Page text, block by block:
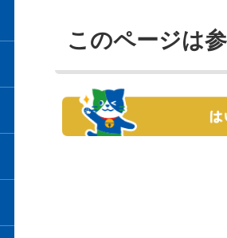
このページは